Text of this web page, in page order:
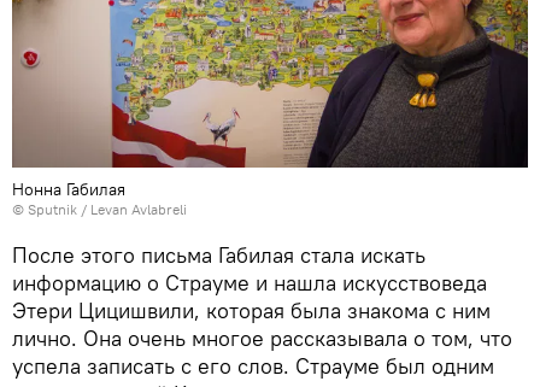
Нонна Габилая
© Sputnik / Levan Avlabreli
После этого письма Габилая стала искать
информацию о Страуме и нашла искусствоведа
Этери Цицишвили, которая была знакома с ним
лично. Она очень многое рассказывала о том, что
успела записать с его слов. Страуме был одним